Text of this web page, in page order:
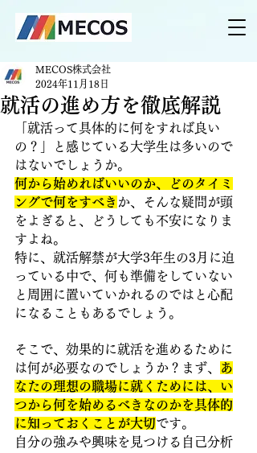
就活の進め方を徹底解説
MECOS株式会社
2024年11月18日
「就活って具体的に何をすれば良い
の？」と感じている大学生は多いので
はないでしょうか。
何から始めればいいのか、どのタイミ
ングで何をすべき か、そんな疑問が頭
をよぎると、どうしても不安になりま
すよね。
特に、就活解禁が大学3年生の3月に迫
っている中で、何も準備をしていない
と周囲に置いていかれるのではと心配
になることもあるでしょう。
そこで、効果的に就活を進めるために
は何が必要なのでしょうか？まず、
あ
なたの理想の職場に就くためには、い
つから何を始めるべきなのかを具体的
に知っておくことが大切です。
自分の強みや興味を見つける自己分析